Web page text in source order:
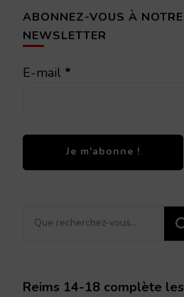
ABONNEZ-VOUS À NOTRE
NEWSLETTER
E-mail *
Vous
Reims 14-18 complète les